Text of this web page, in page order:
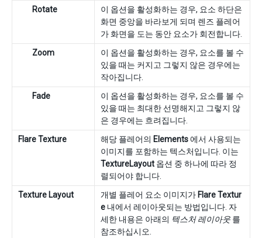
Rotate
이 옵션을 활성화하는 경우, 요소 하단은
화면 중앙을 바라보게 되며 렌즈 플레어
가 화면을 도는 동안 요소가 회전합니다.
Zoom
이 옵션을 활성화하는 경우, 요소를 볼 수
있을 때는 커지고 그렇지 않은 경우에는
작아집니다.
Fade
이 옵션을 활성화하는 경우, 요소를 볼 수
있을 때는 최대한 선명해지고 그렇지 않
은 경우에는 흐려집니다.
Flare Texture
해당 플레어의 Elements에서 사용되는
이미지를 포함하는 텍스처입니다. 이는
TextureLayout 옵션 중 하나에 따라 정
렬되어야 합니다.
Texture Layout
개별 플레어 요소 이미지가 Flare Textur
e 내에서 레이아웃되는 방법입니다. 자
세한 내용은 아래의 텍스처 레이아웃 를
참조하십시오.